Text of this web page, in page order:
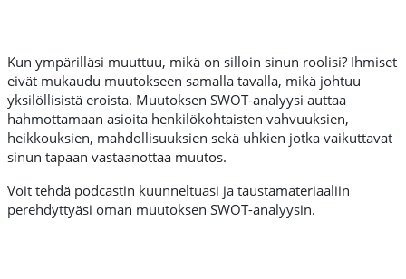
Kun ympärilläsi muuttuu, mikä on silloin sinun roolisi? Ihmiset
eivät mukaudu muutokseen samalla tavalla, mikä johtuu
yksilöllisistä eroista. Muutoksen SWOT-analyysi auttaa
hahmottamaan asioita henkilökohtaisten vahvuuksien,
heikkouksien, mahdollisuuksien sekä uhkien jotka vaikuttavat
sinun tapaan vastaanottaa muutos.
Voit tehdä podcastin kuunneltuasi ja taustamateriaaliin
perehdyttyäsi oman muutoksen SWOT-analyysin.